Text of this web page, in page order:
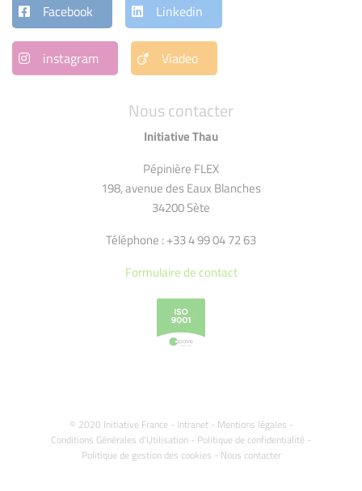
Nous contacter
Initiative Thau
Pépinière FLEX
198, avenue des Eaux Blanches
34200 Sète
Téléphone : +33 4 99 04 72 63
Formulaire de contact
© 2020 Initiative France - Intranet- Mentions légales -
Conditions Générales d'Utilisation - Politique de confidentialité -
Politique de gestion des cookies - Nous contacter
Facebook Linkedin
instagram Viadeo